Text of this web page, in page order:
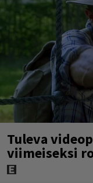
Tuleva
viimeiseksi